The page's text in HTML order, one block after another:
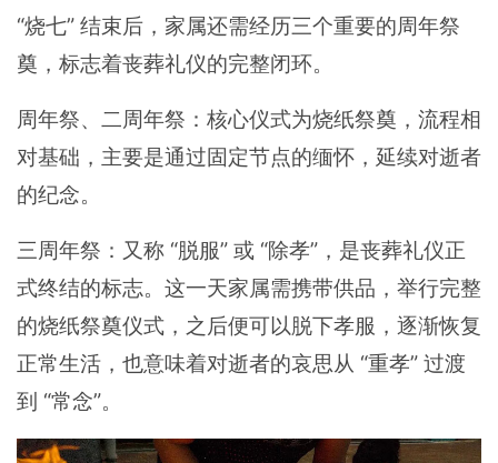
“烧七” 结束后，家属还需经历三个重要的周年祭
奠，标志着丧葬礼仪的完整闭环。
周年祭、二周年祭：核心仪式为烧纸祭奠，流程相
对基础，主要是通过固定节点的缅怀，延续对逝者
的纪念。
三周年祭：又称 “脱服” 或 “除孝”，是丧葬礼仪正
式终结的标志。这一天家属需携带供品，举行完整
的烧纸祭奠仪式，之后便可以脱下孝服，逐渐恢复
正常生活，也意味着对逝者的哀思从 “重孝” 过渡
到 “常念”。